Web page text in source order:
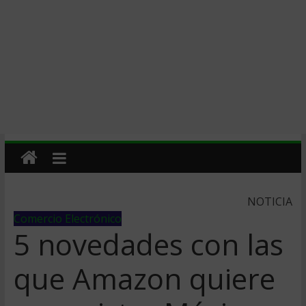
NOTICIA
Comercio Electrónico
5 novedades con las
que Amazon quiere